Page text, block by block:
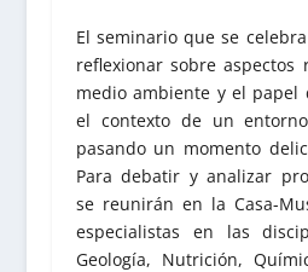
El seminario que se
reflexionar sobre aspectos
medio ambiente y el papel
el contexto de un
pasando un momento
Para debatir y analizar
se reunirán en la Casa-
especialistas en las
Geología, Nutrición,